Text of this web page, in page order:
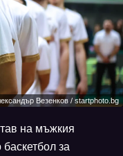
Везенков / startphoto.bg
на мъжкия
за